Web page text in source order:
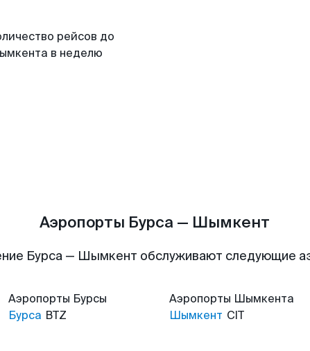
рейсов до
в неделю
Аэропорты Бурса — Шымкент
Бурса — Шымкент обслуживают следующие
Аэропорты Бурсы
Бурса BTZ
Аэропорты Шымкента
Шымкент CIT